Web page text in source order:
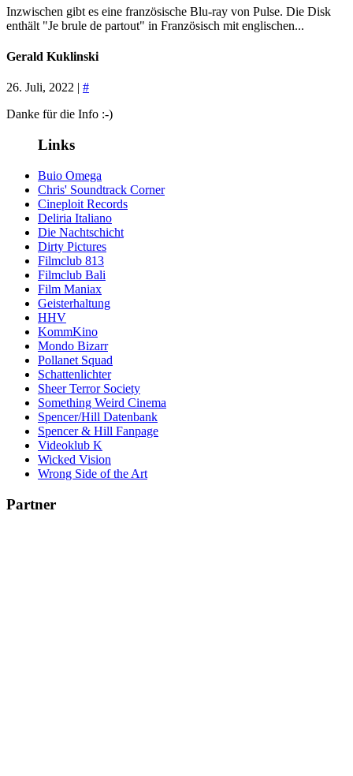
Inzwischen gibt es eine französische Blu-ray von Pulse. Die Disk
enthält "Je brule de partout" in Französisch mit englischen...
Gerald Kuklinski
26. Juli, 2022 | #
Danke für die Info :-)
Links
Buio Omega
Chris' Soundtrack Corner
Cineploit Records
Deliria Italiano
Die Nachtschicht
Dirty Pictures
Filmclub 813
Filmclub Bali
Film Maniax
Geisterhaltung
HHV
KommKino
Mondo Bizarr
Pollanet Squad
Schattenlichter
Sheer Terror Society
Something Weird Cinema
Spencer/Hill Datenbank
Spencer & Hill Fanpage
Videoklub K
Wicked Vision
Wrong Side of the Art
Partner